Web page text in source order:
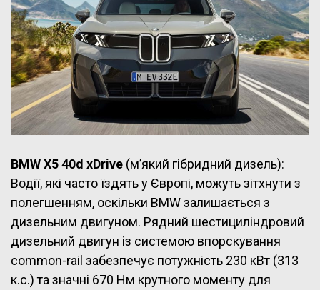
BMW X5 40d xDrive (м’який гібридний дизель):
Водії, які часто їздять у Європі, можуть зітхнути з
полегшенням, оскільки BMW залишається з
дизельним двигуном. Рядний шестициліндровий
дизельний двигун із системою впорскування
common-rail забезпечує потужність 230 кВт (313
к.с.) та значні 670 Нм крутного моменту для